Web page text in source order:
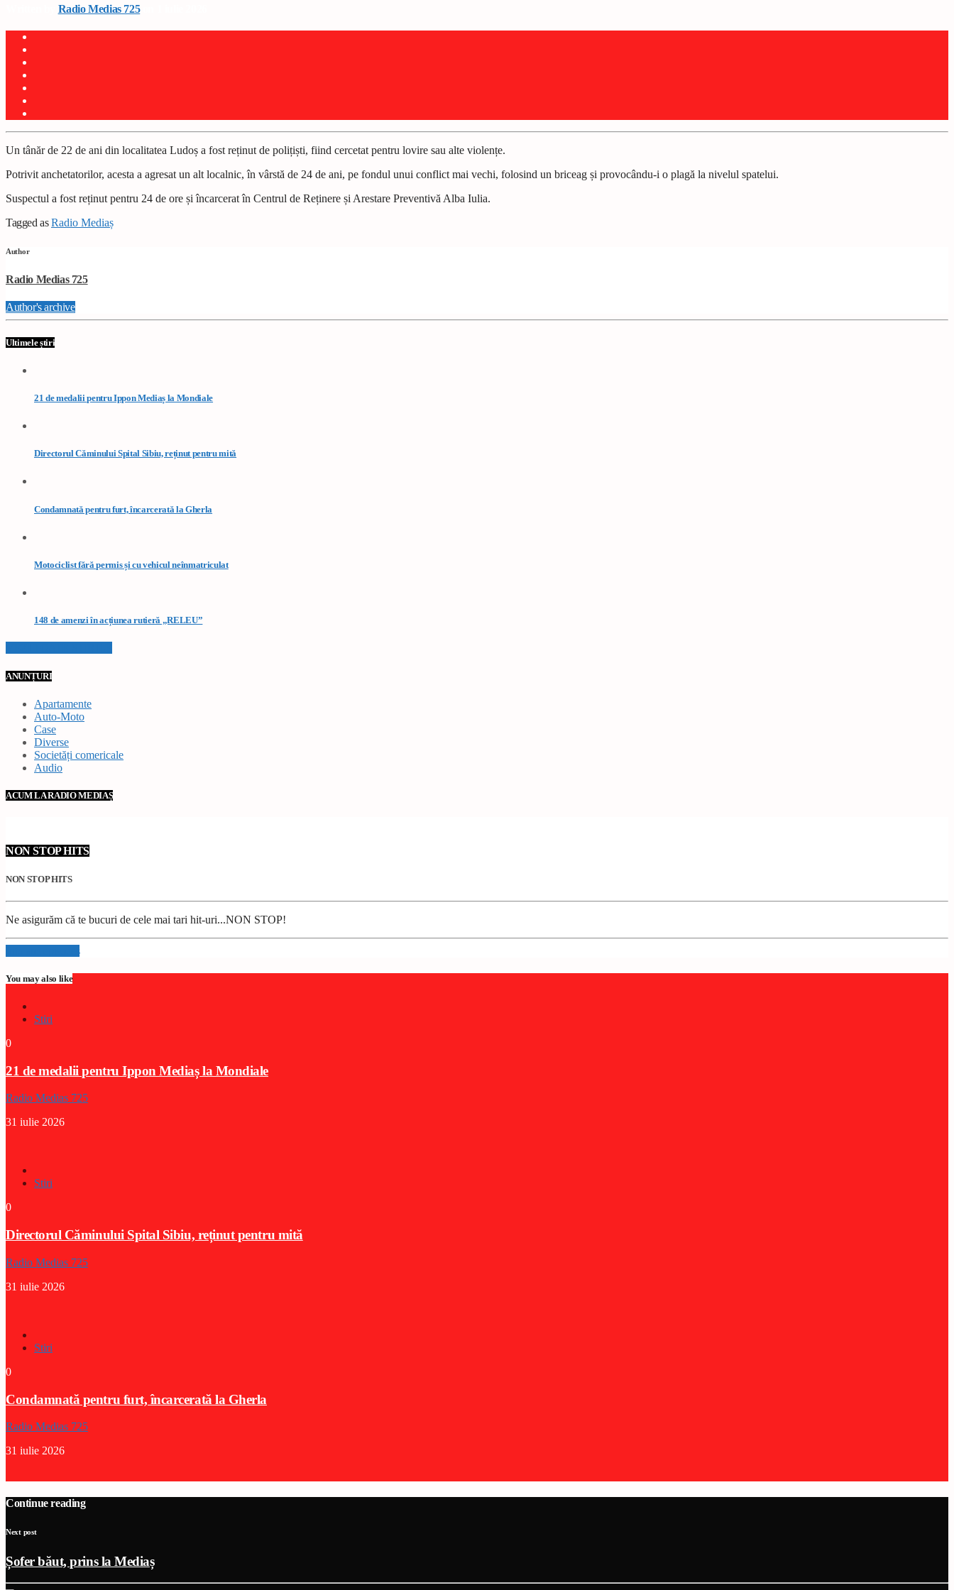
Radio Medias 725on 1 iulie 2026
Un tânăr de 22 de ani din localitatea Ludoș a fost reținut de polițiști, fiind cercetat pentru lovire sau alte violențe.
Potrivit anchetatorilor, acesta a agresat un alt localnic, în vârstă de 24 de ani, pe fondul unui conflict mai vechi, folosind un briceag și provocându-i o plagă la nivelul spatelui.
Suspectul a fost reținut pentru 24 de ore și încarcerat în Centrul de Reținere și Arestare Preventivă Alba Iulia.
Tagged asRadio Mediaș
Author
Radio Medias 725
Author's archive
Ultimele știri
21 de medalii pentru Ippon Mediaș la Mondiale
Directorul Căminului Spital Sibiu, reținut pentru mită
Condamnată pentru furt, încarcerată la Gherla
Motociclist fără permis și cu vehicul neînmatriculat
148 de amenzi în acțiunea rutieră „RELEU”
ANUNȚURI
Apartamente
Auto-Moto
Case
Diverse
Societăți comericale
Audio
ACUM LA RADIO MEDIAȘ
NON STOP HITS
NON STOP HITS
Ne asigurăm că te bucuri de cele mai tari hit-uri...NON STOP!
Info and episodes
You may also like
Stiri
0
21 de medalii pentru Ippon Mediaș la Mondiale
Radio Medias 725
31 iulie 2026
Stiri
0
Directorul Căminului Spital Sibiu, reținut pentru mită
Radio Medias 725
31 iulie 2026
Stiri
0
Condamnată pentru furt, încarcerată la Gherla
Radio Medias 725
31 iulie 2026
Continue reading
Next post
Șofer băut, prins la Mediaș